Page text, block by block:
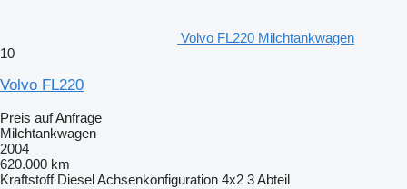
Volvo FL220 Milchtankwagen
10
Volvo FL220
Preis auf Anfrage
Milchtankwagen
2004
620.000 km
Kraftstoff DieselAchsenkonfiguration 4x2 3 Abteil